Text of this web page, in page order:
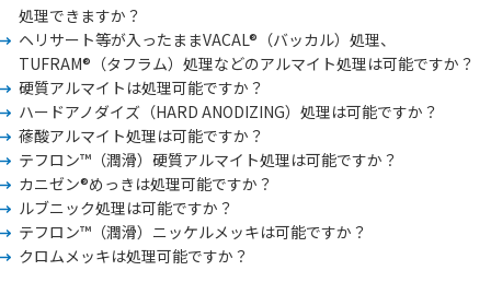
処理できますか？
ヘリサート等が入ったままVACAL®（バッカル）処理、
TUFRAM®（タフラム）処理などのアルマイト処理は可能ですか？
硬質アルマイトは処理可能ですか？
ハードアノダイズ（HARD ANODIZING）処理は可能ですか？
蓚酸アルマイト処理は可能ですか？
テフロン™（潤滑）硬質アルマイト処理は可能ですか？
カニゼン®めっきは処理可能ですか？
ルブニック処理は可能ですか？
テフロン™（潤滑）ニッケルメッキは可能ですか？
クロムメッキは処理可能ですか？